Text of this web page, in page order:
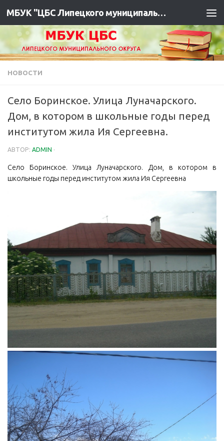
МБУК "ЦБС Липецкого муниципального района"
НОВОСТИ
Село Боринское. Улица Луначарского.
Дом, в котором в школьные годы перед
институтом жила Ия Сергеевна.
АВТОР: ADMIN ·
Село Боринское. Улица Луначарского. Дом, в котором в
школьные годы перед институтом жила Ия Сергеевна